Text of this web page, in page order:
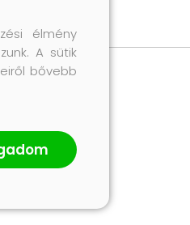
élmény
A sütik
bővebb